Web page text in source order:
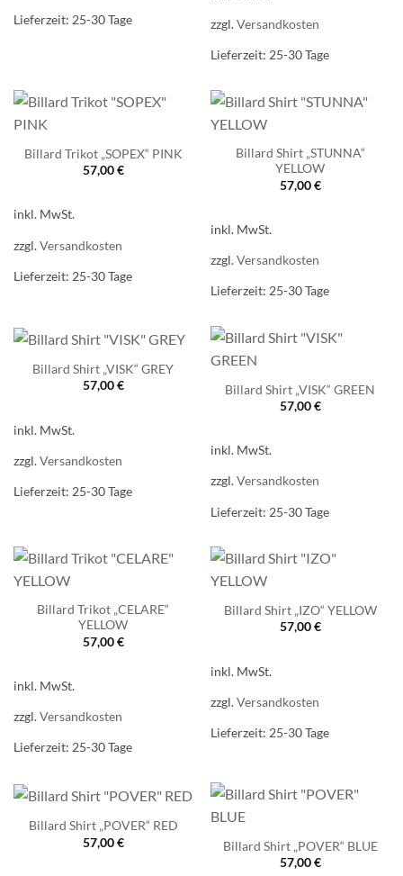
Lieferzeit: 25-30 Tage zzgl.Versandkosten
Lieferzeit: 25-30 Tage
Billard Trikot „SOPEX“ PINK
57,00€
inkl. MwSt.
zzgl.Versandkosten
Lieferzeit: 25-30 Tage
Billard Shirt „STUNNA“
YELLOW
57,00€
inkl. MwSt.
zzgl.Versandkosten
Lieferzeit: 25-30 Tage
Billard Shirt „VISK“ GREY
57,00€
inkl. MwSt.
zzgl.Versandkosten
Lieferzeit: 25-30 Tage
Billard Shirt „VISK“ GREEN
57,00€
inkl. MwSt.
zzgl.Versandkosten
Lieferzeit: 25-30 Tage
Billard Trikot „CELARE“
YELLOW
57,00€
inkl. MwSt.
zzgl.Versandkosten
Lieferzeit: 25-30 Tage
Billard Shirt „IZO“ YELLOW
57,00€
inkl. MwSt.
zzgl.Versandkosten
Lieferzeit: 25-30 Tage
Billard Shirt „POVER“ RED
57,00€
Billard Shirt „POVER“ BLUE
57,00€